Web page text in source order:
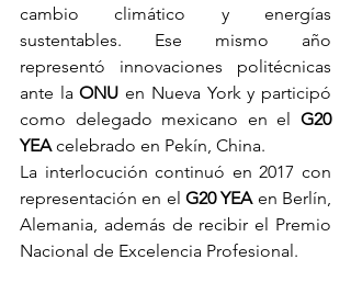
cambio climático y energías
sustentables. Ese mismo año
representó innovaciones politécnicas
ante la ONU en Nueva York y participó
como delegado mexicano en el G20
YEA celebrado en Pekín, China.
La interlocución continuó en 2017 con
representación en el G20 YEA en Berlín,
Alemania, además de recibir el Premio
Nacional de Excelencia Profesional.